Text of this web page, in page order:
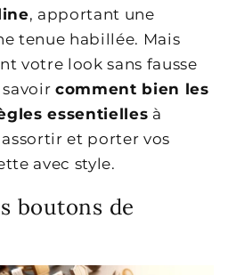
, apportant une
tenue habillée. Mais
votre look sans fausse
comment bien les
essentielles à
et porter vos
avec style.
boutons de